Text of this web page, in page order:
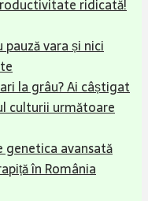
ridicată!
pauză vara și nici
la grâu? Ai câștigat
culturii următoare
genetica avansată
în România